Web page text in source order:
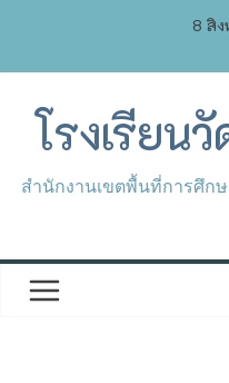
content
8 สิ
โรงเรียน
สำนักงานเขตพื้นที่การศึก